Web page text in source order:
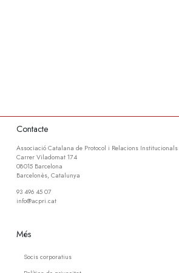
Contacte
Associació Catalana de Protocol i Relacions Institucionals
Carrer Viladomat 174
08015 Barcelona
Barcelonès, Catalunya
93 496 45 07
info@acpri.cat
Més
Socis corporatius